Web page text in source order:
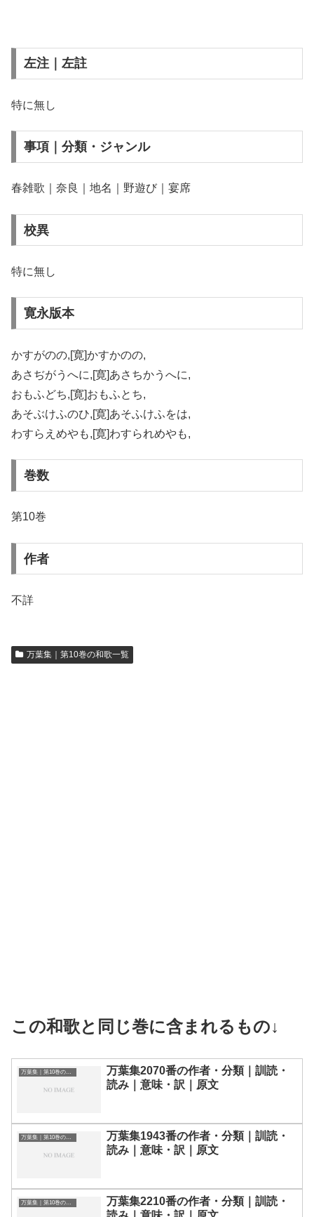
左注｜左註
特に無し
事項｜分類・ジャンル
春雑歌｜奈良｜地名｜野遊び｜宴席
校異
特に無し
寛永版本
かすがのの,[寛]かすかのの,
あさぢがうへに,[寛]あさちかうへに,
おもふどち,[寛]おもふとち,
あそぶけふのひ,[寛]あそふけふをは,
わすらえめやも,[寛]わすられめやも,
巻数
第10巻
作者
不詳
万葉集｜第10巻の和歌一覧
この和歌と同じ巻に含まれるもの↓
万葉集｜第10巻の和歌一覧
万葉集2070番の作者・分類｜訓読・
読み｜意味・訳｜原文
万葉集｜第10巻の和歌一覧
万葉集1943番の作者・分類｜訓読・
読み｜意味・訳｜原文
万葉集｜第10巻の和歌一覧
万葉集2210番の作者・分類｜訓読・